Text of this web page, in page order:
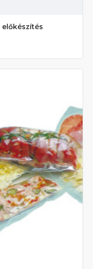
előkészítés